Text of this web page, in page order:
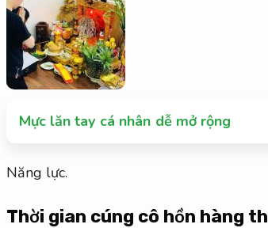
Mực lăn tay cá nhân dễ mở rộng
Năng lực.
Thời gian cúng cô hồn hàng